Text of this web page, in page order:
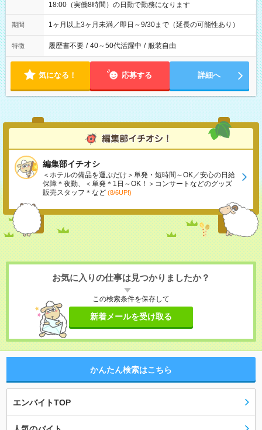
18:00（実働8時間）の日勤で勤務になります
期間 1ヶ月以上3ヶ月未満／即日～9/30まで（延長の可能性あり）
特徴 履歴書不要 / 40～50代活躍中 / 服装自由
気になる！ 応募する 詳細へ
編集部イチオシ
＜ホテルの備品を運ぶだけ＞単発・短時間～OK／安心の日給
保障＊夜勤、＜単発＊1日～OK！＞コンサートなどのグッズ
販売スタッフ＊など (8/6UP!)
お気に入りの仕事は見つかりましたか？
この検索条件を保存して
新着メールを受け取る
かんたん検索はこちら
エンバイトTOP